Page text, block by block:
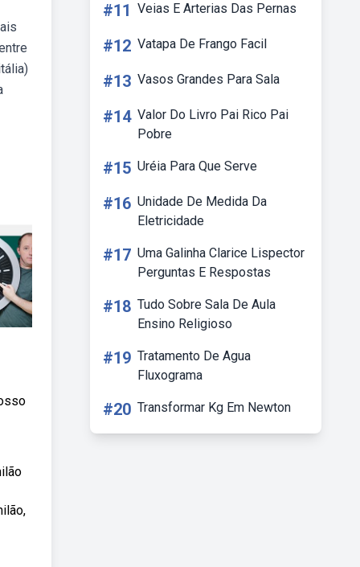
#11 Veias E Arterias Das Pernas
#12 Vatapa De Frango Facil
#13 Vasos Grandes Para Sala
#14 Valor Do Livro Pai Rico Pai
Pobre
#15 Uréia Para Que Serve
#16 Unidade De Medida Da
Eletricidade
#17 Uma Galinha Clarice Lispector
Perguntas E Respostas
#18 Tudo Sobre Sala De Aula
Ensino Religioso
#19 Tratamento De Agua
Fluxograma
#20 Transformar Kg Em Newton